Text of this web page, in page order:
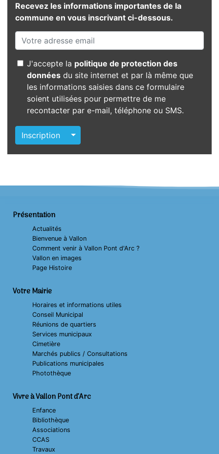
Recevez les informations importantes de la
commune en vous inscrivant ci-dessous.
J'accepte la politique de protection des
données du site internet et par là même que
les informations saisies dans ce formulaire
soient utilisées pour permettre de me
recontacter par e-mail, téléphone ou SMS.
Inscription Autres actions
Présentation
Actualités
Bienvenue à Vallon
Comment venir à Vallon Pont d'Arc ?
Vallon en images
Page Histoire
Votre Mairie
Horaires et informations utiles
Conseil Municipal
Réunions de quartiers
Services municipaux
Cimetière
Marchés publics / Consultations
Publications municipales
Photothèque
Vivre à Vallon Pont d’Arc
Enfance
Bibliothèque
Associations
CCAS
Travaux